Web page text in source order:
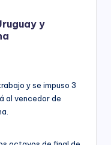
y
y se impuso 3
al vencedor de